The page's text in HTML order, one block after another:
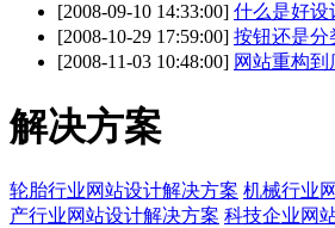
[2008-09-10 14:33:00] 什么是好设
[2008-10-29 17:59:00] 按钮还是分
[2008-11-03 10:48:00] 网站重构到
解决方案
轮胎行业网站设计解决方案 机械行业
产行业网站设计解决方案 科技企业网